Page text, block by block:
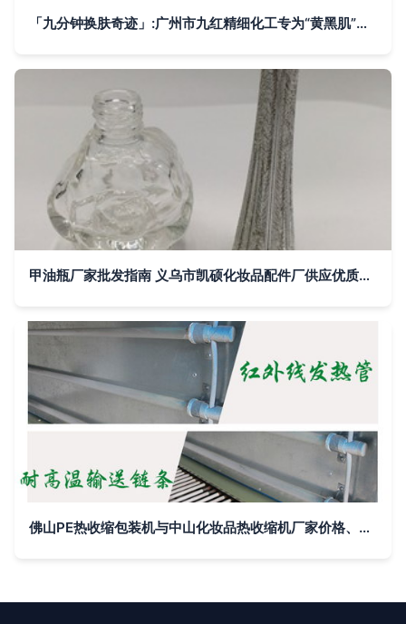
「九分钟换肤奇迹」:广州市九红精细化工专为“黄黑肌”逆袭而生的光彩法案
甲油瓶厂家批发指南 义乌市凯硕化妆品配件厂供应优质甲油胶瓶与玻璃指甲油瓶
佛山PE热收缩包装机与中山化妆品热收缩机厂家价格、图片、批发全解析